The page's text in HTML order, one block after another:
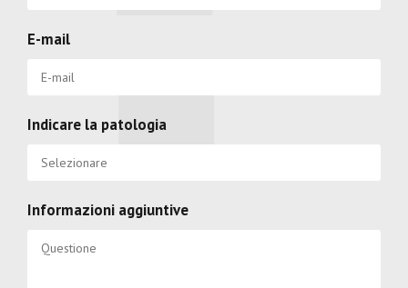
E-mail
Indicare la patologia
Informazioni aggiuntive